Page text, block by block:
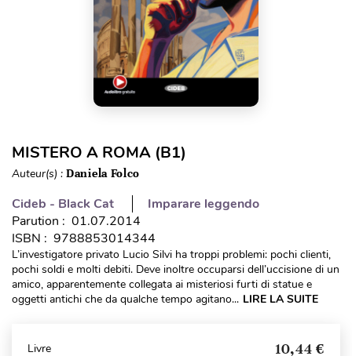
MISTERO A ROMA (B1)
Auteur(s) : Daniela Folco
Cideb - Black Cat
Imparare leggendo
Parution : 01.07.2014
ISBN : 9788853014344
L’investigatore privato Lucio Silvi ha troppi problemi: pochi clienti,
pochi soldi e molti debiti. Deve inoltre occuparsi dell’uccisione di un
amico, apparentemente collegata ai misteriosi furti di statue e
oggetti antichi che da qualche tempo agitano... LIRE LA SUITE
Livre 10,44 €